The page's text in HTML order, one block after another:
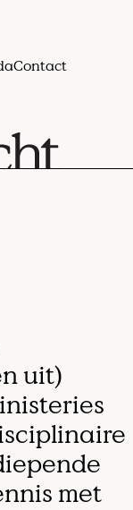
Contact
uit)
met